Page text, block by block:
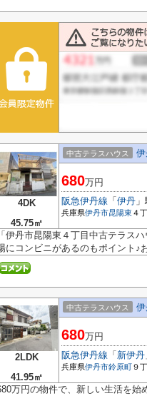
4DK
45.75㎡
中古テラスハウス
680万円
阪急伊丹線 「 伊丹
兵庫県伊丹市昆陽東４
「伊丹市昆陽東４丁目中古テラス
にコンビニがあるのもポイント♪
2LDK
41.95㎡
中古テラスハウス
680万円
阪急伊丹線 「 新伊丹
兵庫県伊丹市鈴原町９
万円の物件で、新しい生活を始